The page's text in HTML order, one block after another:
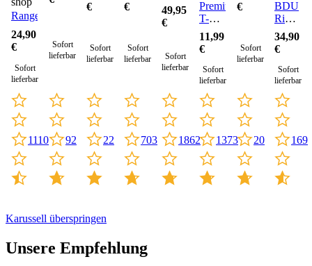
Rangerhose
24,90
€
Sofort
lieferbar
1110
Sofort
lieferbar
92
€
Sofort
lieferbar
22
€
Sofort
lieferbar
703
49,95
€
Sofort
lieferbar
1862
Premium
T-
Shirt
11,99
€
Sofort
lieferbar
1373
€
Sofort
lieferbar
20
BDU
Ripstop
Shorts
34,90
€
Sofort
lieferbar
169
Karussell überspringen
Unsere Empfehlung